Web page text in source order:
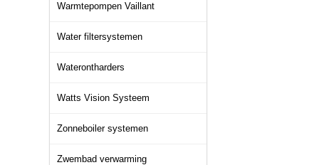
Warmtepompen Vaillant
Water filtersystemen
Waterontharders
Watts Vision Systeem
Zonneboiler systemen
Zwembad verwarming